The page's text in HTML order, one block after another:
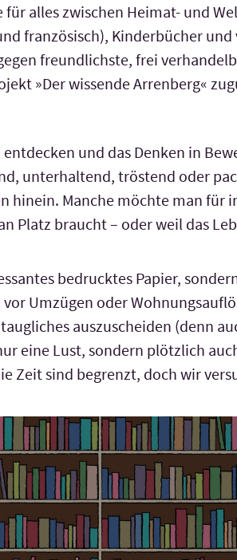
alles zwischen Heimat- und
französisch), Kinderbücher
freundlichste, frei
»Der wissende Arrenberg«
und das Denken in
unterhaltend, tröstend oder
hinein. Manche möchte man für
Platz braucht – oder weil das
bedrucktes Papier,
Umzügen oder
auszuscheiden (denn
eine Lust, sondern plötzlich
Zeit sind begrenzt, doch wir